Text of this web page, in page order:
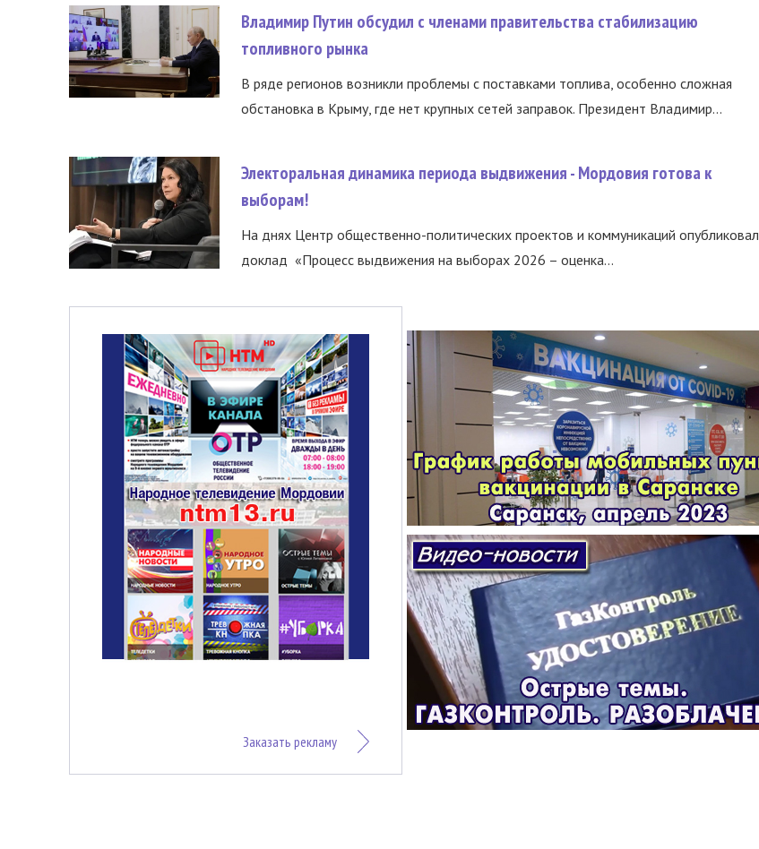
Владимир Путин обсудил с членами правительства стабилизацию
топливного рынка
В ряде регионов возникли проблемы с поставками топлива, особенно сложная
обстановка в Крыму, где нет крупных сетей заправок. Президент Владимир...
Электоральная динамика периода выдвижения - Мордовия готова к
выборам!
На днях Центр общественно-политических проектов и коммуникаций опубликовал
доклад «Процесс выдвижения на выборах 2026 – оценка...
Заказать рекламу